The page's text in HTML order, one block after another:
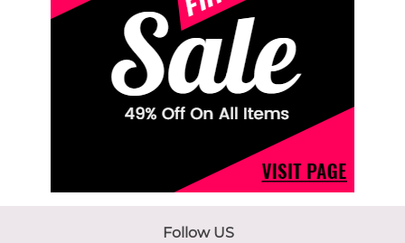
Follow US